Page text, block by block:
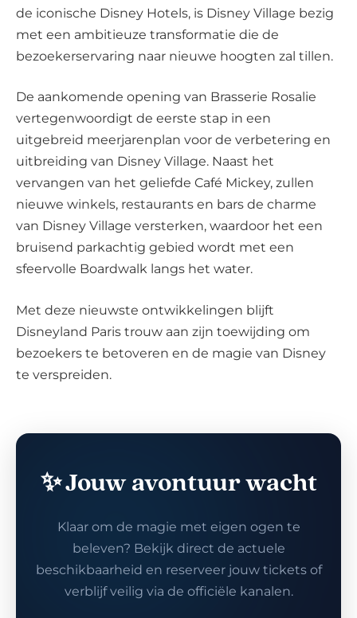
de iconische Disney Hotels, is Disney Village bezig
met een ambitieuze transformatie die de
bezoekerservaring naar nieuwe hoogten zal tillen.
De aankomende opening van Brasserie Rosalie
vertegenwoordigt de eerste stap in een
uitgebreid meerjarenplan voor de verbetering en
uitbreiding van Disney Village. Naast het
vervangen van het geliefde Café Mickey, zullen
nieuwe winkels, restaurants en bars de charme
van Disney Village versterken, waardoor het een
bruisend parkachtig gebied wordt met een
sfeervolle Boardwalk langs het water.
Met deze nieuwste ontwikkelingen blijft
Disneyland Paris trouw aan zijn toewijding om
bezoekers te betoveren en de magie van Disney
te verspreiden.
✨ Jouw avontuur wacht
Klaar om de magie met eigen ogen te
beleven? Bekijk direct de actuele
beschikbaarheid en reserveer jouw tickets of
verblijf veilig via de officiële kanalen.